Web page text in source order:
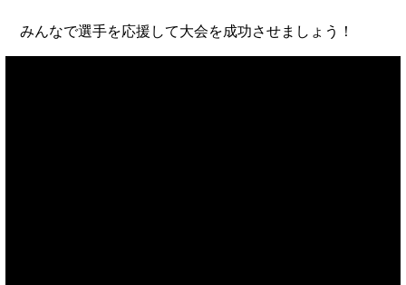
みんなで選手を応援して大会を成功させましょう！